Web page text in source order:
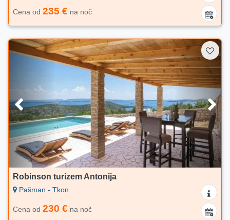
Cena od 235 € na noč
Robinson turizem Antonija
Pašman - Tkon
Cena od 230 € na noč